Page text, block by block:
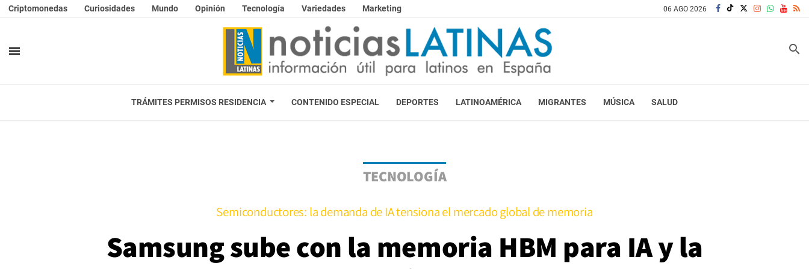
Criptomonedas Curiosidades Mundo Opinión Tecnología Variedades Marketing 06 AGO 2026
menu search
TRÁMITES PERMISOS RESIDENCIA CONTENIDO ESPECIAL DEPORTES LATINOAMÉRICA MIGRANTES MÚSICA SALUD
TECNOLOGÍA
Semiconductores: la demanda de IA tensiona el mercado global de memoria
Samsung sube con la memoria HBM para IA y la